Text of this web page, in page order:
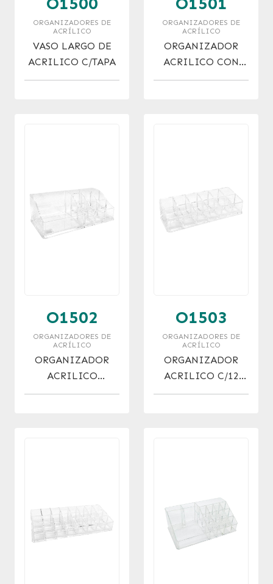
ORGANIZADORES DE
ACRÍLICO
VASO LARGO DE
ACRILICO C/TAPA
ORGANIZADORES DE
ACRÍLICO
ORGANIZADOR
ACRILICO CON
DIVISIONES
O1502
ORGANIZADORES DE
ACRÍLICO
ORGANIZADOR
ACRILICO
C/DIVISIONES
O1503
ORGANIZADORES DE
ACRÍLICO
ORGANIZADOR
ACRILICO C/12
DIV. (17X6X4)